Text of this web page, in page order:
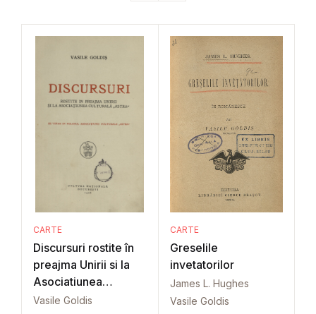
CARTE
Discursuri rostite în
preajma Unirii si la
Asociatiunea
culturala Astra
Vasile Goldis
CARTE
Greselile
invetatorilor
James L. Hughes
Vasile Goldis